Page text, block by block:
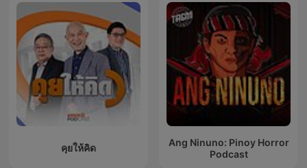
คุยให้คิด
Ang Ninuno: Pinoy Horror
Podcast